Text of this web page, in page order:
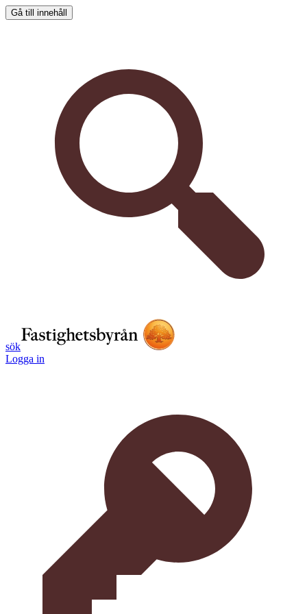
Gå till innehåll
sök
Logga in